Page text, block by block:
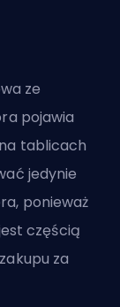
ze
pojawia
tablicach
jedynie
ponieważ
częścią
za